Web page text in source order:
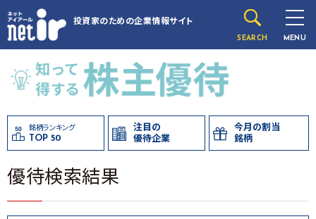
投資家のための企業情報サイト
SEARCH MENU
銘柄ランキング
TOP 50
注目の
優待企業
今月の割当
銘柄
優待検索結果